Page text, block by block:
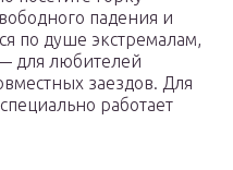
падения и
по душе экстремалам,
для любителей
заездов. Для
работает